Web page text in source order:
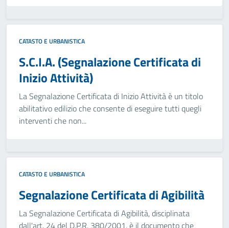
CATASTO E URBANISTICA
S.C.I.A. (Segnalazione Certificata di
Inizio Attività)
La Segnalazione Certificata di Inizio Attività è un titolo
abilitativo edilizio che consente di eseguire tutti quegli
interventi che non...
CATASTO E URBANISTICA
Segnalazione Certificata di Agibilità
La Segnalazione Certificata di Agibilità, disciplinata
dall'art. 24 del D.P.R. 380/2001, è il documento che